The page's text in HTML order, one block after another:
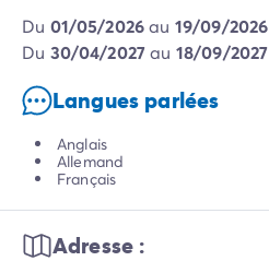
du 01/05/2026au 19/09/2026
du 30/04/2027au 18/09/2027
Langues parlées
Anglais
Allemand
Français
Adresse :